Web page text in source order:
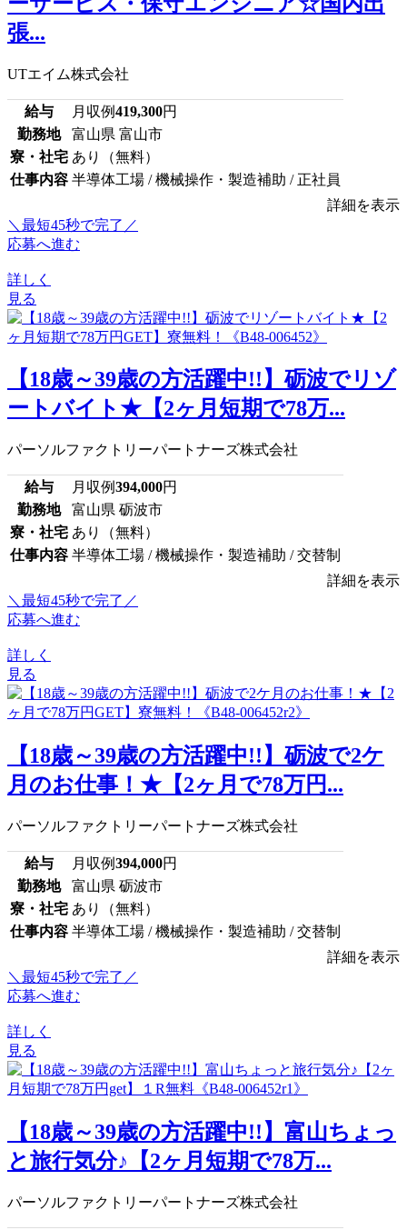
張...
UTエイム株式会社
給与 月収例419,300円
勤務地
富山県 富山市
寮・社宅 あり（無料）
仕事内容 半導体工場 / 機械操作・製造補助 / 正社員
詳細を表示
＼最短45秒で完了／
応募へ進む
詳しく
見る
【18歳～39歳の方活躍中!!】砺波でリゾ
ートバイト★【2ヶ月短期で78万...
パーソルファクトリーパートナーズ株式会社
給与 月収例394,000円
勤務地
富山県 砺波市
寮・社宅 あり（無料）
仕事内容 半導体工場 / 機械操作・製造補助 / 交替制
詳細を表示
＼最短45秒で完了／
応募へ進む
詳しく
見る
【18歳～39歳の方活躍中!!】砺波で2ケ
月のお仕事！★【2ヶ月で78万円...
パーソルファクトリーパートナーズ株式会社
給与 月収例394,000円
勤務地
富山県 砺波市
寮・社宅 あり（無料）
仕事内容 半導体工場 / 機械操作・製造補助 / 交替制
詳細を表示
＼最短45秒で完了／
応募へ進む
詳しく
見る
【18歳～39歳の方活躍中!!】富山ちょっ
と旅行気分♪【2ヶ月短期で78万...
パーソルファクトリーパートナーズ株式会社